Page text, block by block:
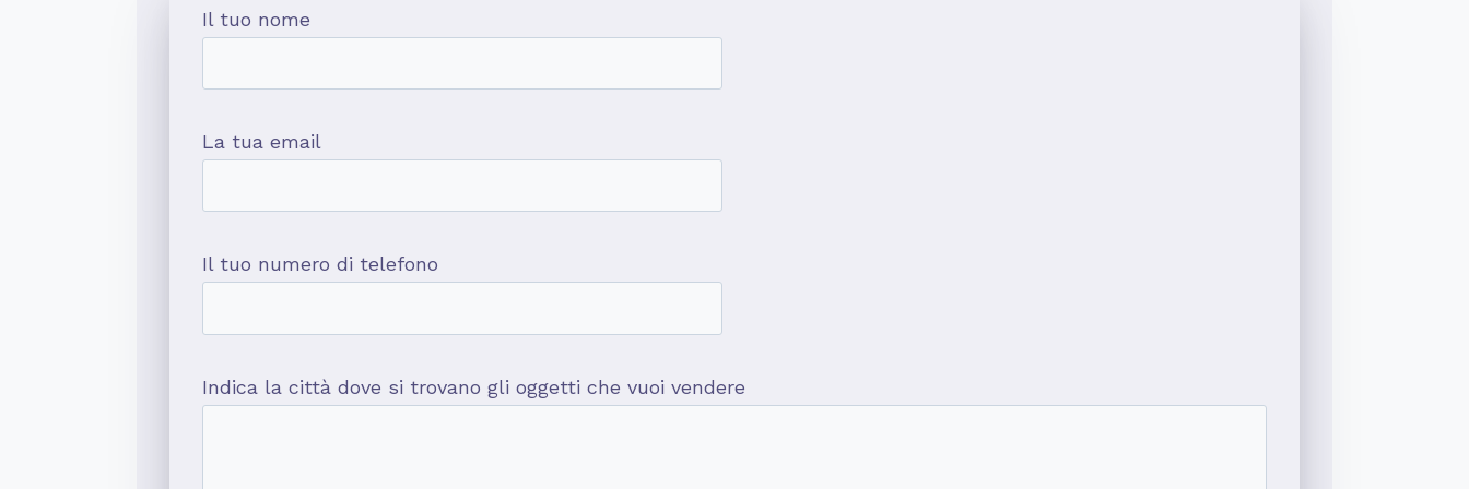
Il tuo nome
La tua email
Il tuo numero di telefono
Indica la città dove si trovano gli oggetti che vuoi vendere